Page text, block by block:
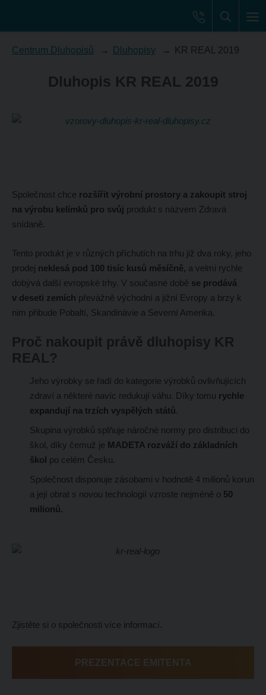
Centrum Dluhopisů Dluhopisy KR REAL 2019
Dluhopis KR REAL 2019
Společnost chce rozšířit výrobní prostory a zakoupit stroj
na výrobu kelímků pro svůj produkt s názvem Zdravá
snídaně.
Tento produkt je v různých příchutích na trhu již dva roky, jeho
prodej neklesá pod 100 tisíc kusů měsíčně, a velmi rychle
dobývá další evropské trhy. V současné době se prodává
v deseti zemích převážně východní a jižní Evropy a brzy k
nim přibude Pobaltí, Skandinávie a Severní Amerika.
Proč nakoupit právě dluhopisy KR
REAL?
Jeho výrobky se řadí do kategorie výrobků ovlivňujících
zdraví a některé navíc redukují váhu. Díky tomu rychle
expandují na trzích vyspělých států.
Skupina výrobků splňuje náročné normy pro distribuci do
škol, díky čemuž je MADETA rozváží do základních
škol po celém Česku.
Společnost disponuje zásobami v hodnotě 4 milionů korun
a její obrat s novou technologií vzroste nejméně o 50
milionů.
Zjistěte si o společnosti více informací.
PREZENTACE EMITENTA